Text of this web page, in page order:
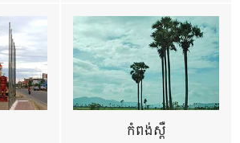
កំពង់ស្ពឺ